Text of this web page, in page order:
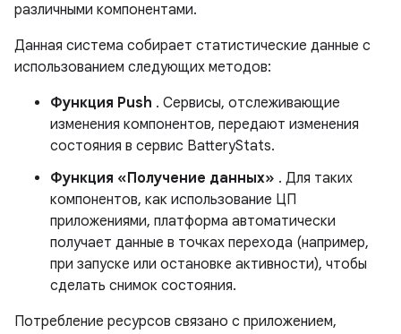
различными компонентами.
Данная система собирает статистические данные с
использованием следующих методов:
Функция Push . Сервисы, отслеживающие
изменения компонентов, передают изменения
состояния в сервис BatteryStats.
Функция «Получение данных» . Для таких
компонентов, как использование ЦП
приложениями, платформа автоматически
получает данные в точках перехода (например,
при запуске или остановке активности), чтобы
сделать снимок состояния.
Потребление ресурсов связано с приложением,